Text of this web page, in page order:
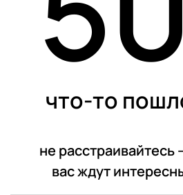
что-то
не расстраивайтесь
вас ждут